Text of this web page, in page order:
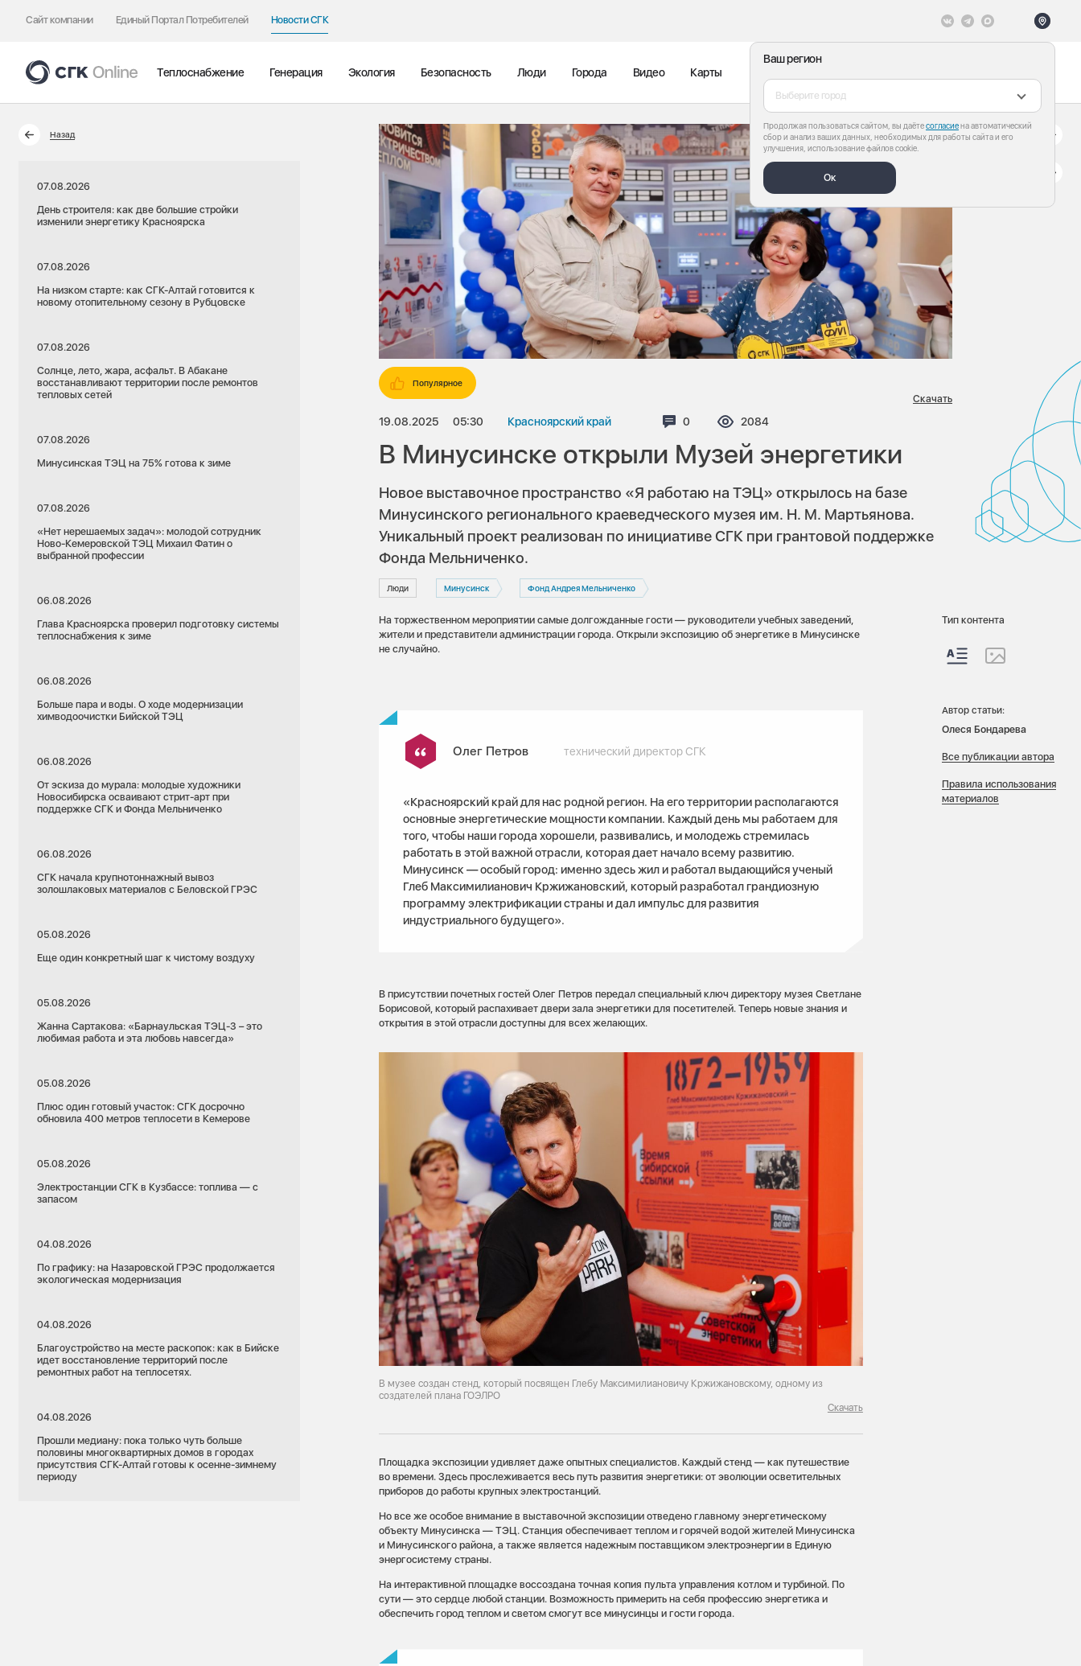
Сайт компании Единый Портал Потребителей Новости СГК
Ваш регион
Выберите город
Продолжая пользоваться сайтом, вы даётесогласиена автоматический
сбор и анализ ваших данных, необходимых для работы сайта и его
улучшения, использование файлов cookie.
Ок
Теплоснабжение Генерация Экология Безопасность Люди Города Видео Карты
Назад
07.08.2026
День строителя: как две большие стройки
изменили энергетику Красноярска
07.08.2026
На низком старте: как СГК-Алтай готовится к
новому отопительному сезону в Рубцовске
07.08.2026
Солнце, лето, жара, асфальт. В Абакане
восстанавливают территории после ремонтов
тепловых сетей
07.08.2026
Минусинская ТЭЦ на 75% готова к зиме
07.08.2026
«Нет нерешаемых задач»: молодой сотрудник
Ново-Кемеровской ТЭЦ Михаил Фатин о
выбранной профессии
06.08.2026
Глава Красноярска проверил подготовку системы
теплоснабжения к зиме
06.08.2026
Больше пара и воды. О ходе модернизации
химводоочистки Бийской ТЭЦ
06.08.2026
От эскиза до мурала: молодые художники
Новосибирска осваивают стрит-арт при
поддержке СГК и Фонда Мельниченко
06.08.2026
СГК начала крупнотоннажный вывоз
золошлаковых материалов с Беловской ГРЭС
05.08.2026
Еще один конкретный шаг к чистому воздуху
05.08.2026
Жанна Сартакова: «Барнаульская ТЭЦ-3 – это
любимая работа и эта любовь навсегда»
05.08.2026
Плюс один готовый участок: СГК досрочно
обновила 400 метров теплосети в Кемерове
05.08.2026
Электростанции СГК в Кузбассе: топлива — с
запасом
04.08.2026
По графику: на Назаровской ГРЭС продолжается
экологическая модернизация
04.08.2026
Благоустройство на месте раскопок: как в Бийске
идет восстановление территорий после
ремонтных работ на теплосетях.
04.08.2026
Прошли медиану: пока только чуть больше
половины многоквартирных домов в городах
присутствия СГК-Алтай готовы к осенне-зимнему
периоду
Популярное
19.08.2025 05:30 Красноярский край Комментариев:
0 Просмотров:
2084
Скачать
В Минусинске открыли Музей энергетики
Новое выставочное пространство «Я работаю на ТЭЦ» открылось на базе
Минусинского регионального краеведческого музея им. Н. М. Мартьянова.
Уникальный проект реализован по инициативе СГК при грантовой поддержке
Фонда Мельниченко.
Люди Минусинск Фонд Андрея Мельниченко
На торжественном мероприятии самые долгожданные гости — руководители учебных заведений,
жители и представители администрации города. Открыли экспозицию об энергетике в Минусинске
не случайно.
Олег Петров технический директор СГК
«Красноярский край для нас родной регион. На его территории располагаются
основные энергетические мощности компании. Каждый день мы работаем для
того, чтобы наши города хорошели, развивались, и молодежь стремилась
работать в этой важной отрасли, которая дает начало всему развитию.
Минусинск — особый город: именно здесь жил и работал выдающийся ученый
Глеб Максимилианович Кржижановский, который разработал грандиозную
программу электрификации страны и дал импульс для развития
индустриального будущего».
В присутствии почетных гостей Олег Петров передал специальный ключ директору музея Светлане
Борисовой, который распахивает двери зала энергетики для посетителей. Теперь новые знания и
открытия в этой отрасли доступны для всех желающих.
В музее создан стенд, который посвящен Глебу Максимилиановичу Кржижановскому, одному из
создателей плана ГОЭЛРО
Скачать
Площадка экспозиции удивляет даже опытных специалистов. Каждый стенд — как путешествие
во времени. Здесь прослеживается весь путь развития энергетики: от эволюции осветительных
приборов до работы крупных электростанций.
Но все же особое внимание в выставочной экспозиции отведено главному энергетическому
объекту Минусинска — ТЭЦ. Станция обеспечивает теплом и горячей водой жителей Минусинска
и Минусинского района, а также является надежным поставщиком электроэнергии в Единую
энергосистему страны.
На интерактивной площадке воссоздана точная копия пульта управления котлом и турбиной. По
сути — это сердце любой станции. Возможность примерить на себя профессию энергетика и
обеспечить город теплом и светом смогут все минусинцы и гости города.
Тип контента
Автор статьи:
Олеся Бондарева
Все публикации автора
Правила использования
материалов